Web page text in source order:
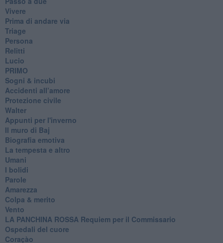
Vivere
Prima di andare via
Triage
Persona
Relitti
Lucio
PRIMO
Sogni & incubi
Accidenti all’amore
Protezione civile
Walter
Appunti per l'inverno
Il muro di Baj
Biografia emotiva
La tempesta e altro
Umani
I bolidi
Parole
Amarezza
Colpa & merito
Vento
​LA PANCHINA ROSSA Requiem per il Commissario
Ospedali del cuore
Coraçào